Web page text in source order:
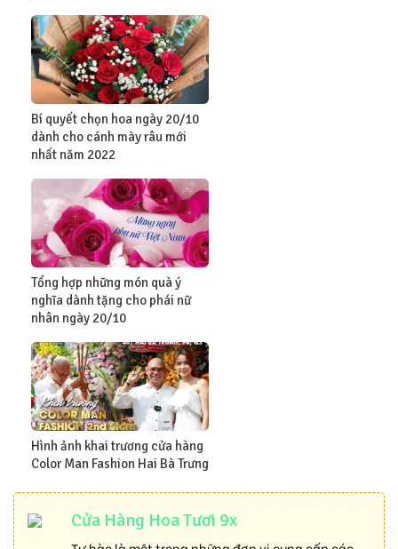
Bí quyết chọn hoa ngày 20/10
dành cho cánh mày râu mới
nhất năm 2022
Tổng hợp những món quà ý
nghĩa dành tặng cho phái nữ
nhân ngày 20/10
Hình ảnh khai trương cửa hàng
Color Man Fashion Hai Bà Trưng
Cửa Hàng Hoa Tươi 9x